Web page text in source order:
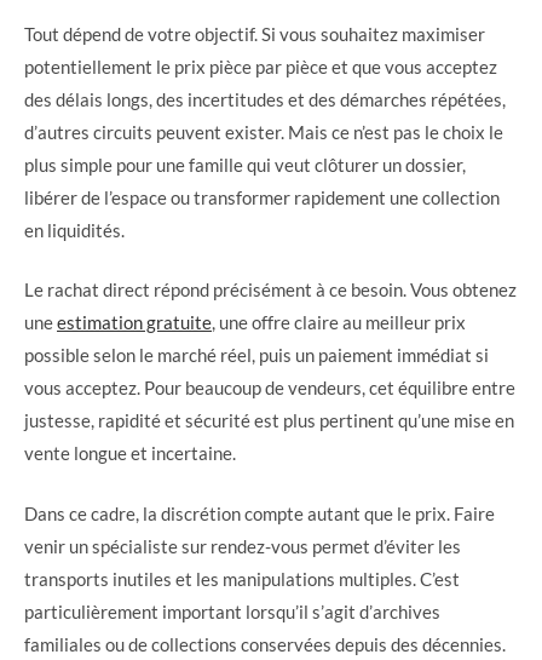
Tout dépend de votre objectif. Si vous souhaitez maximiser
potentiellement le prix pièce par pièce et que vous acceptez
des délais longs, des incertitudes et des démarches répétées,
d’autres circuits peuvent exister. Mais ce n’est pas le choix le
plus simple pour une famille qui veut clôturer un dossier,
libérer de l’espace ou transformer rapidement une collection
en liquidités.
Le rachat direct répond précisément à ce besoin. Vous obtenez
uneestimation gratuite, une offre claire au meilleur prix
possible selon le marché réel, puis un paiement immédiat si
vous acceptez. Pour beaucoup de vendeurs, cet équilibre entre
justesse, rapidité et sécurité est plus pertinent qu’une mise en
vente longue et incertaine.
Dans ce cadre, la discrétion compte autant que le prix. Faire
venir un spécialiste sur rendez-vous permet d’éviter les
transports inutiles et les manipulations multiples. C’est
particulièrement important lorsqu’il s’agit d’archives
familiales ou de collections conservées depuis des décennies.